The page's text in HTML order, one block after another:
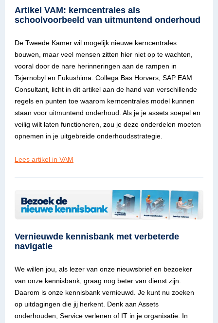
Artikel VAM: kerncentrales als
schoolvoorbeeld van uitmuntend onderhoud
De Tweede Kamer wil mogelijk nieuwe kerncentrales
bouwen, maar veel mensen zitten hier niet op te wachten,
vooral door de nare herinneringen aan de rampen in
Tsjernobyl en Fukushima. Collega Bas Horvers, SAP EAM
Consultant, licht in dit artikel aan de hand van verschillende
regels en punten toe waarom kerncentrales model kunnen
staan voor uitmuntend onderhoud. Als je je assets soepel en
veilig wilt laten functioneren, zou je deze onderdelen moeten
opnemen in je uitgebreide onderhoudsstrategie.
Lees artikel in VAM
Vernieuwde kennisbank met verbeterde
navigatie
We willen jou, als lezer van onze nieuwsbrief en bezoeker
van onze kennisbank, graag nog beter van dienst zijn.
Daarom is onze kennisbank vernieuwd. Je kunt nu zoeken
op uitdagingen die jij herkent. Denk aan Assets
onderhouden, Service verlenen of IT in je organisatie. In